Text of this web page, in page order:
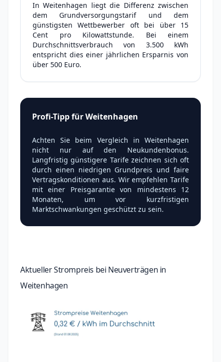
In Weitenhagen liegt die Differenz zwischen
dem Grundversorgungstarif und dem
günstigsten Wettbewerber oft bei über 15
Cent pro Kilowattstunde. Bei einem
Durchschnittsverbrauch von 3.500 kWh
entspricht dies einer jährlichen Ersparnis von
über 500 Euro.
Profi-Tipp für Weitenhagen
Achten Sie beim Vergleich in Weitenhagen
nicht nur auf den Neukundenbonus.
Langfristig günstigere Tarife zeichnen sich oft
durch einen niedrigen Grundpreis und faire
Vertragskonditionen aus. Wir empfehlen Tarife
mit einer Preisgarantie von mindestens 12
Monaten, um vor kurzfristigen
Marktschwankungen geschützt zu sein.
Aktueller Strompreis bei Neuverträgen in
Weitenhagen